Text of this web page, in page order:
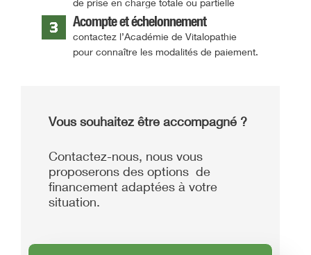
Acompte et échelonnement
contactez l’Académie de Vitalopathie
pour connaître les modalités de paiement.
Vous souhaitez être accompagné ?
Contactez-nous, nous vous
proposerons des options de
financement adaptées à votre
situation.
L’environnement économique actuel ne doit pas
empêcher les profils sérieux d’accéder à une
formation exigeante.
Des aides et accompagnements peuvent être
Déposer une demande d’étude